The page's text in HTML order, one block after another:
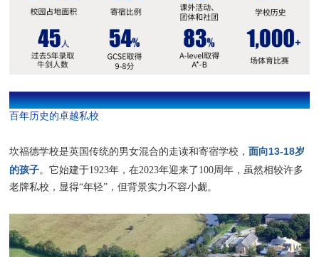
颜值与实力并存
百年历史的卓越私校
坎福德学校是英国传统的男女混合的走读和寄宿学校， 面向13-18岁
的孩子。它始建于1923年，在2023年迎来了100周年，虽然相较许多
老牌私校，显得“年轻”，但背景实力不容小觑。